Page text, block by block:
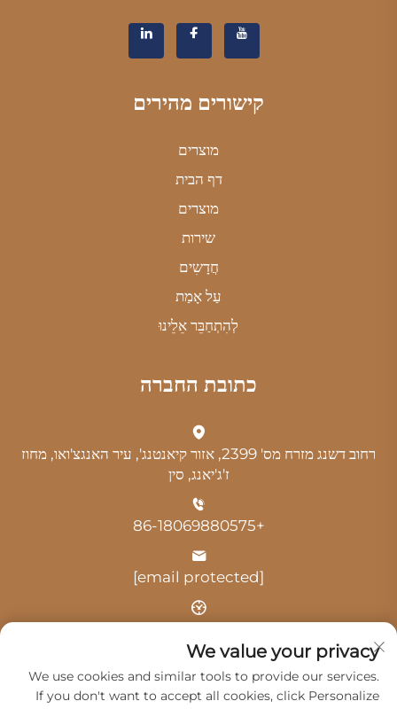
קישורים מהירים
מוצרים
דף הבית
מוצרים
שירות
חֲדָשִים
עַל אָמַת
לְהִתְחַבֵּר אֵלֵינוּ
כתובת החברה
רחוב דשנג מזרח מס' 2399, אזור קיאנטנג', עיר האנגצ'ואו, מחוז
ז'ג'יאנג, סין
+86-18069880575
[email protected]
We value your privacy
We use cookies and similar tools to provide our services.
If you don't want to accept all cookies, click Personalize